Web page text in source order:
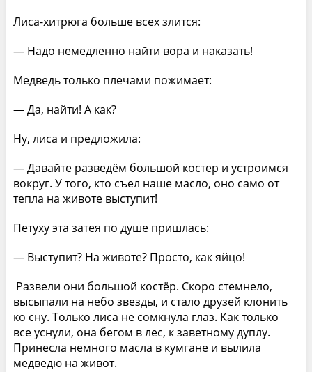
Лиса-хитрюга больше всех злится:
— Надо немедленно найти вора и наказать!
Медведь только плечами пожимает:
— Да, найти! А как?
Ну, лиса и предложила:
— Давайте разведём большой костер и устроимся
вокруг. У того, кто съел наше масло, оно само от
тепла на животе выступит!
Петуху эта затея по душе пришлась:
— Выступит? На животе? Просто, как яйцо!
Развели они большой костёр. Скоро стемнело,
высыпали на небо звезды, и стало друзей клонить
ко сну. Только лиса не сомкнула глаз. Как только
все уснули, она бегом в лес, к заветному дуплу.
Принесла немного масла в кумгане и вылила
медведю на живот.